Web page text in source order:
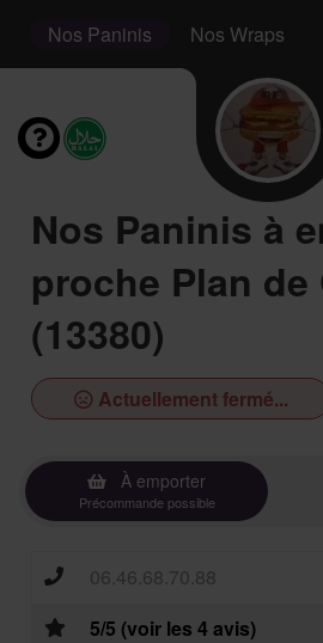
Nos Paninis Nos Wraps
Nos Paninis à
proche Plan de
(13380)
Actuellement fermé...
À emporter
Précommande possible
06.46.68.70.88
5/5 (voir les 4 avis)